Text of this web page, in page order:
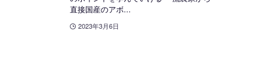
直接国産のアボ...
2023年3月6日